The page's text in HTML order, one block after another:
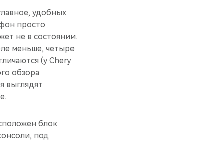
удобных
просто
не в состоянии.
меньше, четыре
(у Chery
обзора
выглядят
блок
под